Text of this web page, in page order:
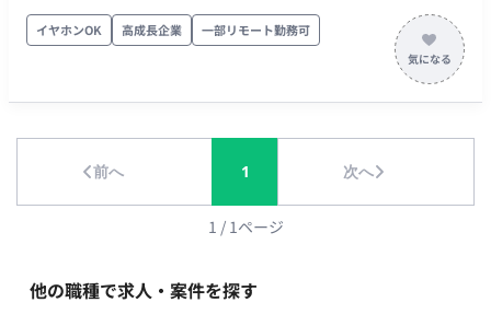
推進し、最速でユーザー価値を届けることが期待されていま
す。 ■業務内容・担当工程 音声認識（ASR）モデルの研究開発
や最適化、音声合成（TTS）パイプラインの構築、LLMを活用し
たダイアログ生成・プロンプト設計、データパイプライン・
当していただきます。 担当工程：【要件定義・設計・実装・テ
スト・保守運用】 ■開発環境 - プログラミング：Python,
Node.js - FW：PyTorch, TensorFlow, FastAPI, TypeScript,
PyTorch-Lightning, AWS, Docker, Kubernetes, GitHub
Actions, Terraform, OpenAI, GPT-4o, Whisper, Twilio - DB：
イヤホンOK 高成長企業 一部リモート勤務可
前へ 1 次へ
1 / 1ページ
他の職種で求人・案件を探す